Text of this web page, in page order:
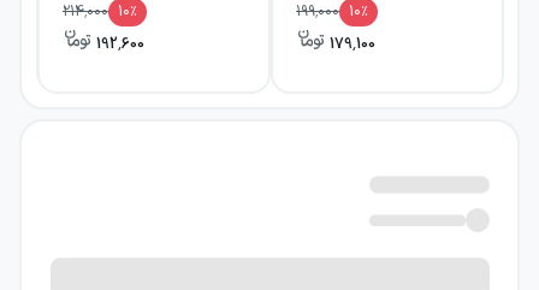
199,000 10٪
179,100
214,000 10٪
192,600